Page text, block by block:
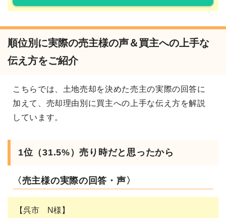
順位別に実際の売主様の声＆買主への上手な
伝え方をご紹介
こちらでは、土地売却を決めた売主の実際の回答に
加えて、売却理由別に買主への上手な伝え方を解説
しています。
1位（31.5%）売り時だと思ったから
〈売主様の実際の回答・声〉
【呉市 N様】